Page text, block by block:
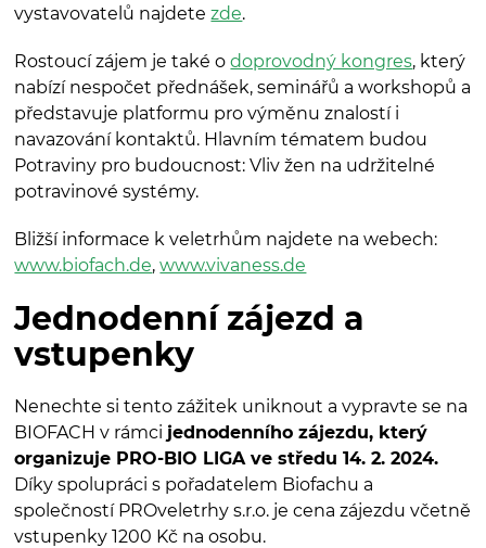
vystavovatelů najdetezde.
Rostoucí zájem je také odoprovodný kongres, který
nabízí nespočet přednášek, seminářů a workshopů a
představuje platformu pro výměnu znalostí i
navazování kontaktů. Hlavním tématem budou
Potraviny pro budoucnost: Vliv žen na udržitelné
potravinové systémy.
Bližší informace k veletrhům najdete na webech:
www.biofach.de,www.vivaness.de
Jednodenní zájezd a
vstupenky
Nenechte si tento zážitek uniknout a vypravte se na
BIOFACH v rámci jednodenního zájezdu, který
organizuje PRO-BIO LIGA ve středu 14. 2. 2024.
Díky spolupráci s pořadatelem Biofachu a
společností PROveletrhy s.r.o. je cena zájezdu včetně
vstupenky 1200 Kč na osobu.